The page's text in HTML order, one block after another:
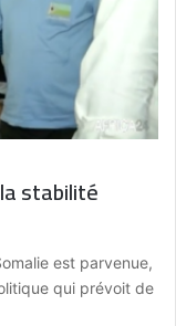
stabilité
est parvenue,
qui prévoit de